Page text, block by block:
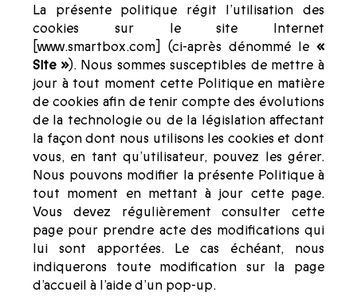
La présente politique régit l’utilisation des
cookies sur le site Internet
[www.smartbox.com] (ci-après dénommé le «
Site »). Nous sommes susceptibles de mettre à
jour à tout moment cette Politique en matière
de cookies afin de tenir compte des évolutions
de la technologie ou de la législation affectant
la façon dont nous utilisons les cookies et dont
vous, en tant qu’utilisateur, pouvez les gérer.
Nous pouvons modifier la présente Politique à
tout moment en mettant à jour cette page.
Vous devez régulièrement consulter cette
page pour prendre acte des modifications qui
lui sont apportées. Le cas échéant, nous
indiquerons toute modification sur la page
d’accueil à l’aide d’un pop-up.